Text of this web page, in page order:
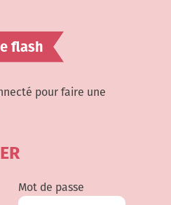
flash
pour faire une
Mot de passe